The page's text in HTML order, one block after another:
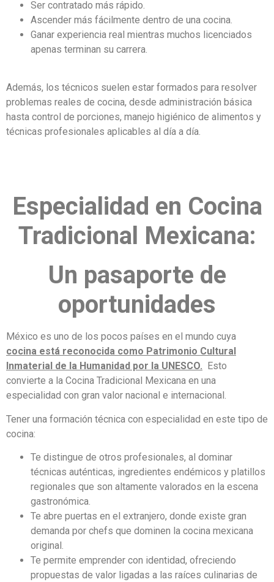
Ser contratado más rápido.
Ascender más fácilmente dentro de una cocina.
Ganar experiencia real mientras muchos licenciados
apenas terminan su carrera.
Además, los técnicos suelen estar formados para resolver
problemas reales de cocina, desde administración básica
hasta control de porciones, manejo higiénico de alimentos y
técnicas profesionales aplicables al día a día.
Especialidad en Cocina
Tradicional Mexicana:
Un pasaporte de
oportunidades
México es uno de los pocos países en el mundo cuya
cocina está reconocida como Patrimonio Cultural
Inmaterial de la Humanidad por la UNESCO.
Esto
convierte a la Cocina Tradicional Mexicana en una
especialidad con gran valor nacional e internacional.
Tener una formación técnica con especialidad en este tipo de
cocina:
Te distingue de otros profesionales, al dominar
técnicas auténticas, ingredientes endémicos y platillos
regionales que son altamente valorados en la escena
gastronómica.
Te abre puertas en el extranjero, donde existe gran
demanda por chefs que dominen la cocina mexicana
original.
Te permite emprender con identidad, ofreciendo
propuestas de valor ligadas a las raíces culinarias de